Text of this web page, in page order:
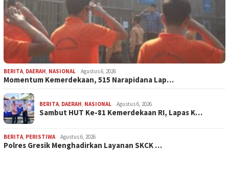
BERITA DAERAH NASIONAL Agustus 6, 2026
Momentum Kemerdekaan, 515 Narapidana Lap…
BERITA DAERAH NASIONAL Agustus 6, 2026
Sambut HUT Ke-81 Kemerdekaan RI, Lapas K…
BERITA PERISTIWA Agustus 6, 2026
Polres Gresik Menghadirkan Layanan SKCK …